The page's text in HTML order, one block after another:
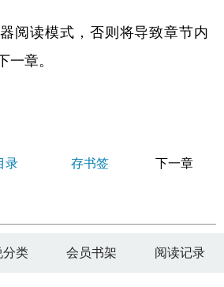
阅读模式，否则将导致章节内
一章。
录 存书签 下一章
分类 会员书架 阅读记录